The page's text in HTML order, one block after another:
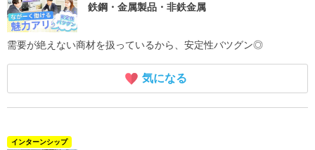
鉄鋼・金属製品・非鉄金属
需要が絶えない商材を扱っているから、安定性バツグン◎
気になる
インターンシップ